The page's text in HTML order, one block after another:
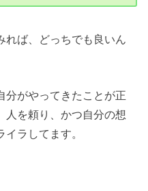
れば、どっちでも良いん
分がやってきたことが正
人を頼り、かつ自分の想
ラしてます。